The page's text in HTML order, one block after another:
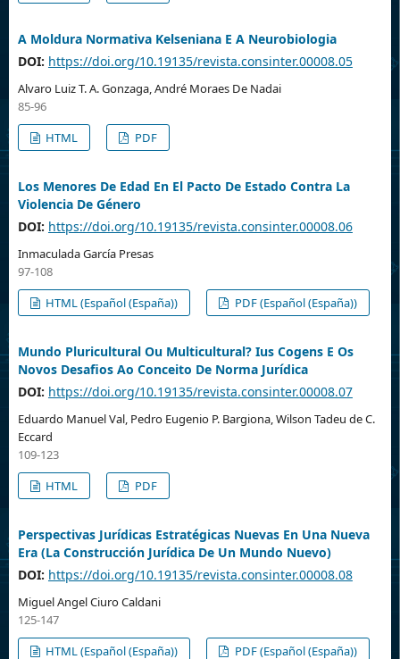
A Moldura Normativa Kelseniana E A Neurobiologia
DOI: https://doi.org/10.19135/revista.consinter.00008.05
Alvaro Luiz T. A. Gonzaga, André Moraes De Nadai
85-96
HTML
PDF
Los Menores De Edad En El Pacto De Estado Contra La
Violencia De Género
DOI: https://doi.org/10.19135/revista.consinter.00008.06
Inmaculada García Presas
97-108
HTML (Español (España))
PDF (Español (España))
Mundo Pluricultural Ou Multicultural? Ius Cogens E Os
Novos Desafios Ao Conceito De Norma Jurídica
DOI: https://doi.org/10.19135/revista.consinter.00008.07
Eduardo Manuel Val, Pedro Eugenio P. Bargiona, Wilson Tadeu de C.
Eccard
109-123
HTML
PDF
Perspectivas Jurídicas Estratégicas Nuevas En Una Nueva
Era (La Construcción Jurídica De Un Mundo Nuevo)
DOI: https://doi.org/10.19135/revista.consinter.00008.08
Miguel Angel Ciuro Caldani
125-147
HTML (Español (España))
PDF (Español (España))